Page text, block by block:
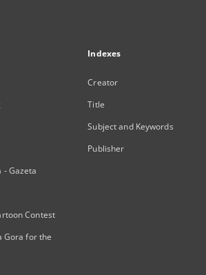
- Gazeta
Contest
Gora for the
Indexes
Creator
Title
Subject and Keywords
Publisher